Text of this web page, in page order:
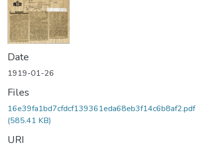
Date
1919-01-26
Files
16e39fa1bd7cfdcf139361eda68eb3f14c6b8af2.pdf
(585.41 KB)
URI